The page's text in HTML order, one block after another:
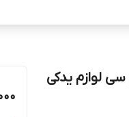
ششصد سی سی لوازم یدکی